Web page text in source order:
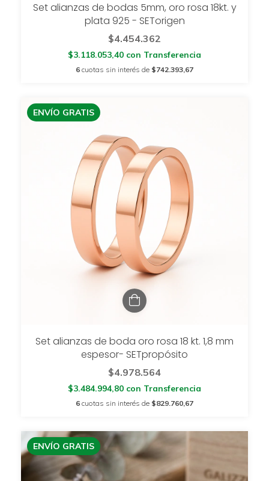
Set alianzas de bodas 5mm, oro rosa 18kt. y
plata 925 - SETorigen
$4.454.362
$3.118.053,40 con Transferencia
6 cuotas sin interés de $742.393,67
ENVÍO GRATIS
Set alianzas de boda oro rosa 18 kt. 1,8 mm
espesor- SETpropósito
$4.978.564
$3.484.994,80 con Transferencia
6 cuotas sin interés de $829.760,67
ENVÍO GRATIS